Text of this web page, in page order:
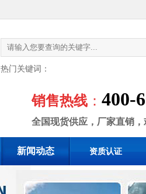
热门关键词：
销售热线 ： 400-
全国现货供应，厂家直销，
新闻动态 资质认证